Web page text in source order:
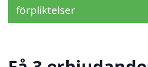
förpliktelser